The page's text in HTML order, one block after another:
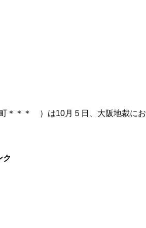
＊＊＊ ）は10月５日、大阪地裁にお
ク